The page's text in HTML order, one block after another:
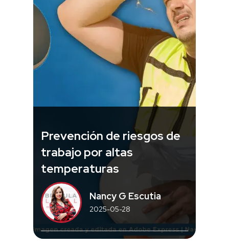
Prevención de riesgos de
trabajo por altas
temperaturas
Nancy G Escutia
2025-05-28